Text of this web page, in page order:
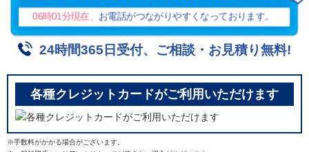
06時01分現在、 お電話がつながりやすくなっております。
24時間365日受付、ご相談・お見積り無料!
各種クレジットカードがご利用いただけます
※手数料がかかる場合がございます。